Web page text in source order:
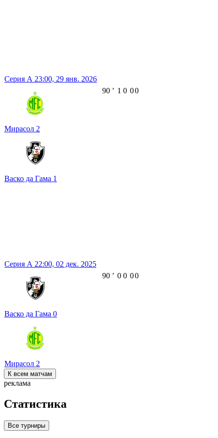
Серия А 23:00, 29 янв. 2026
Мирасол 2
Васко да Гама 1
90 ʼ 1 0 00
Серия А 22:00, 02 дек. 2025
Васко да Гама 0
Мирасол 2
90 ʼ 0 0 00
К всем матчам
реклама
Статистика
Все турниры